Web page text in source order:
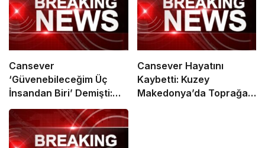
Cansever
‘Güvenebileceğim Üç
İnsandan Biri’ Demişti:
Mahmut Görgen’den
Cansever’e Duygusal
Veda
Cansever Hayatını
Kaybetti: Kuzey
Makedonya’da Toprağa